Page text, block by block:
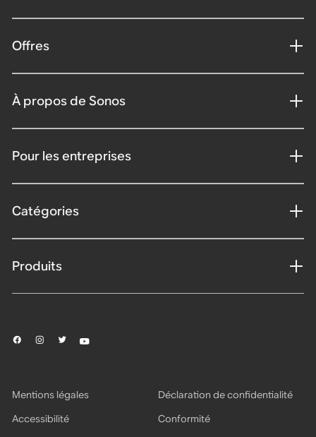
Offres
À propos de Sonos
Pour les entreprises
Catégories
Produits
Mentions légales
Déclaration de confidentialité
Accessibilité
Conformité